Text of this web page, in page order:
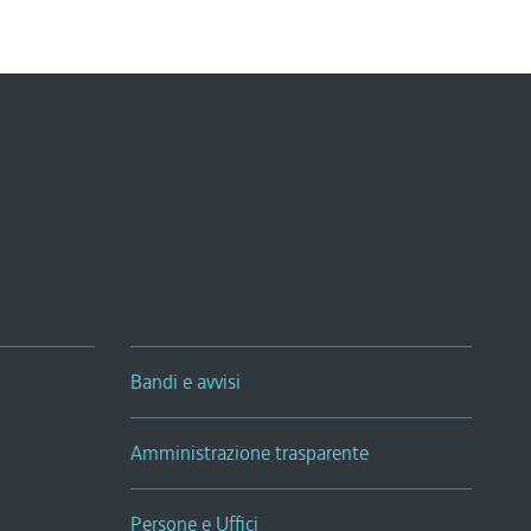
Bandi e avvisi
Amministrazione trasparente
Persone e Uffici